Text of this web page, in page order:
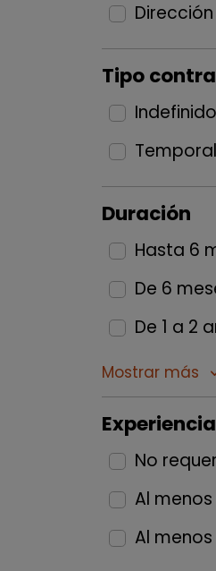
Tipo
Indefinido
Temporal
Duración
Hasta 6
De 6
De 1 a 2
Mostrar más
Experiencia
No
Al menos
Al